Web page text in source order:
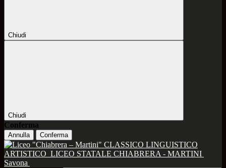
Chiudi
Chiudi
Conferma
Annulla Conferma
CLASSICO LINGUISTICO
ARTISTICO LICEO STATALE CHIABRERA - MARTINI
Savona